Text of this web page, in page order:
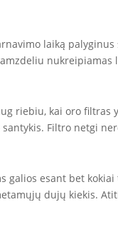
laiką
nukreipiamas
riebiu, kai oro filtras
Filtro netgi
galios esant bet
dujų kiekis.